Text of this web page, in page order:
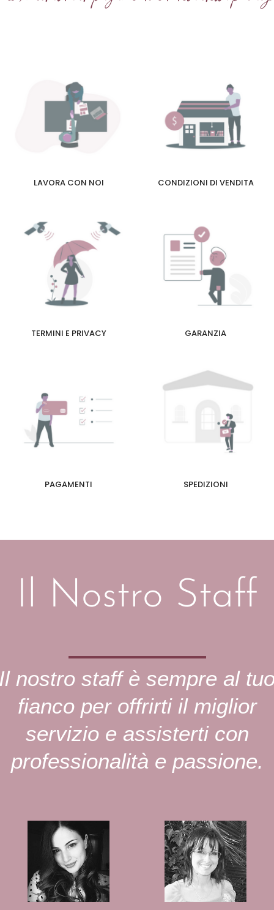
LAVORA CON NOI CONDIZIONI DI VENDITA
TERMINI E PRIVACY GARANZIA
PAGAMENTI SPEDIZIONI
Il Nostro Staff
nostro staff è sempre al
fianco per offrirti il miglior
servizio e assisterti con
professionalità e passione.